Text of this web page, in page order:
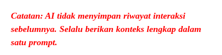
Catatan: AI tidak menyimpan riwayat interaksi
sebelumnya. Selalu berikan konteks lengkap dalam
satu prompt.